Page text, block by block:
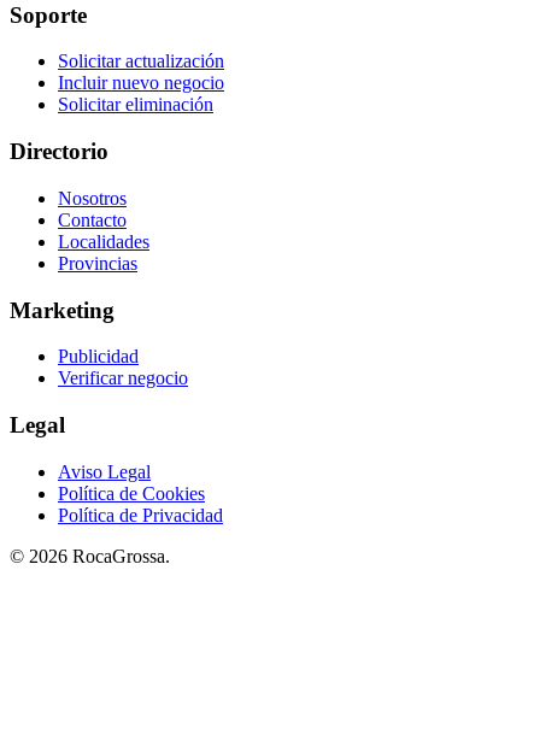
Soporte
Solicitar actualización
Incluir nuevo negocio
Solicitar eliminación
Directorio
Nosotros
Contacto
Localidades
Provincias
Marketing
Publicidad
Verificar negocio
Legal
Aviso Legal
Política de Cookies
Política de Privacidad
© 2026 RocaGrossa.